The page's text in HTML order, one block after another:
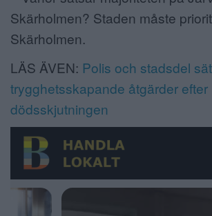
Skärholmen? Staden måste
Skärholmen.
LÄS ÄVEN: Polis och stadsdel
trygghetsskapande åtgärder efter
dödsskjutningen